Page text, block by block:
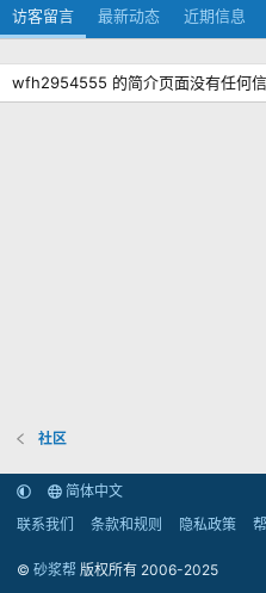
访客留言 最新动态 近期信息
wfh2954555 的简介页面没有任何信
社区
简体中文
联系我们
条款和规则 隐私政策
© 砂浆帮 版权所有 2006-2025